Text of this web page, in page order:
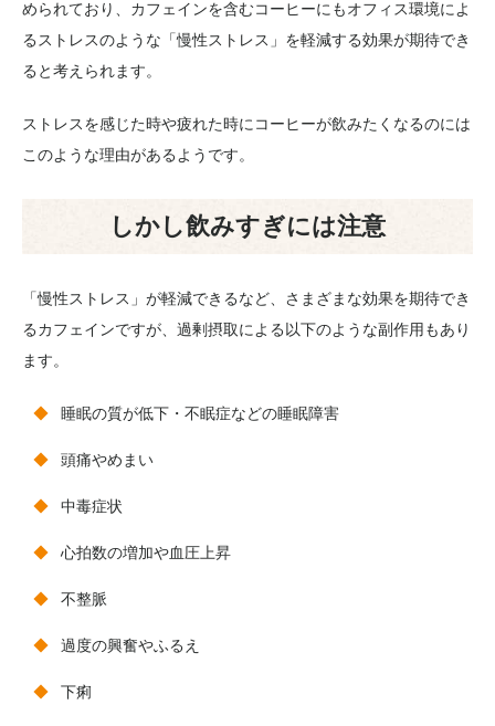
められており、カフェインを含むコーヒーにもオフィス環境によ
るストレスのような「慢性ストレス」を軽減する効果が期待でき
ると考えられます。
ストレスを感じた時や疲れた時にコーヒーが飲みたくなるのには
このような理由があるようです。
しかし飲みすぎには注意
「慢性ストレス」が軽減できるなど、さまざまな効果を期待でき
るカフェインですが、過剰摂取による以下のような副作用もあり
ます。
睡眠の質が低下・不眠症などの睡眠障害
頭痛やめまい
中毒症状
心拍数の増加や血圧上昇
不整脈
過度の興奮やふるえ
下痢